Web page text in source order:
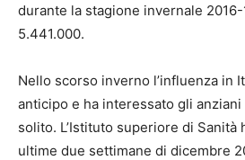
durante la stagione invernale
5.441.000.
Nello scorso inverno l’influenza in
anticipo e ha interessato gli
solito. L’Istituto superiore di Sanità
ultime due settimane di dicembre